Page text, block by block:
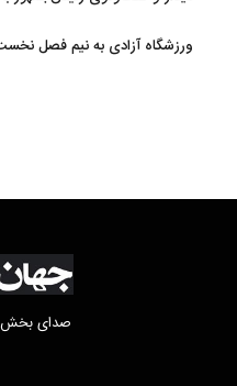
ورزشگاه آزادی به نیم فصل
صدای بخش